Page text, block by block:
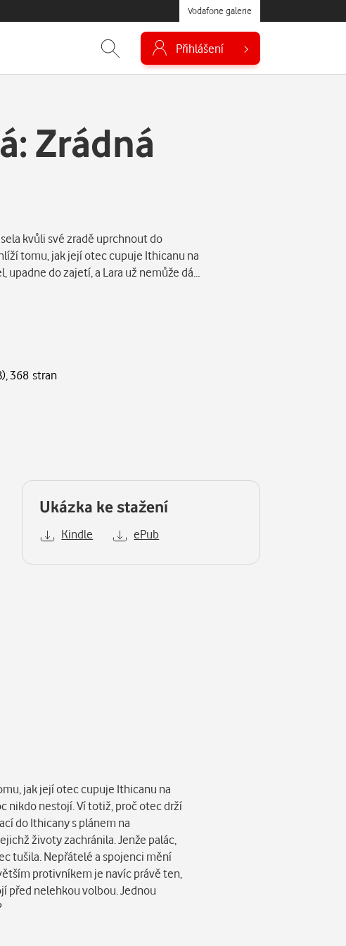
Vodafone galerie
Přihlášení
Zrádná
kvůli své zradě uprchnout do
tomu, jak její otec cupuje Ithicanu na
upadne do zajetí, a Lara už nemůže dá…
368 stran
Ukázka ke stažení
Kindle ePub
jak její otec cupuje Ithicanu na
nikdo nestojí. Ví totiž, proč otec drží
do Ithicany s plánem na
životy zachránila. Jenže palác,
tušila. Nepřátelé a spojenci mění
protivníkem je navíc právě ten,
před nelehkou volbou. Jednou